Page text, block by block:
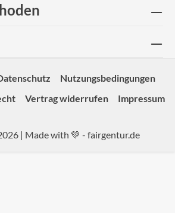
Nutzungsbedingungen
Vertrag widerrufen Impressum
| Made with 💚 - fairgentur.de